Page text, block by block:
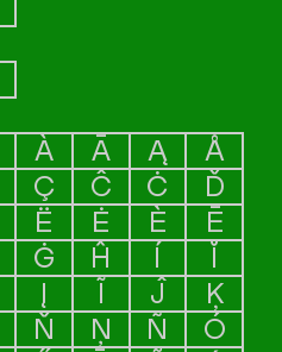
À Ā Ą
Å
Ç Ĉ Ċ
Ď
Ë Ė È
Ē
Ġ Ĥ Í
Ĭ
Į Ĩ Ĵ
Ķ
Ň Ņ Ñ
Ó